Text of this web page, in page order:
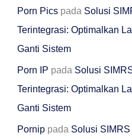
Porn Picspada Solusi
Terintegrasi: Optimalkan
Ganti Sistem
Porn IP pada Solusi
Terintegrasi: Optimalkan
Ganti Sistem
Pornippada Solusi